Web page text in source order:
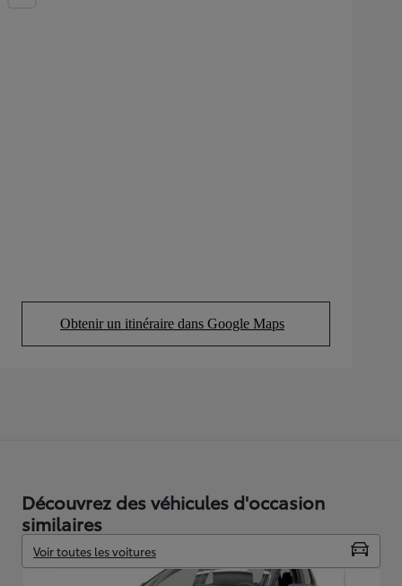
Obtenir un itinéraire dans Google Maps
(Opens in new tab)
Découvrez des véhicules d'occasion
similaires
Voir toutes les voitures